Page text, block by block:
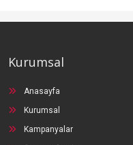
Kurumsal
Anasayfa
Kurumsal
Kampanyalar